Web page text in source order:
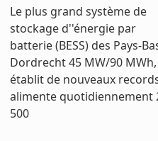
Le plus grand système de
stockage d''énergie par
batterie (BESS) des Pays-
Dordrecht 45 MW/90 MWh,
établit de nouveaux
alimente quotidiennement
500